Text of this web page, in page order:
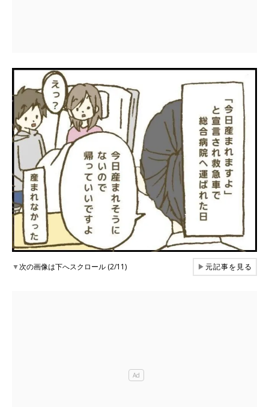
▼次の画像は下へスクロール (2/11) ▶元記事を見る